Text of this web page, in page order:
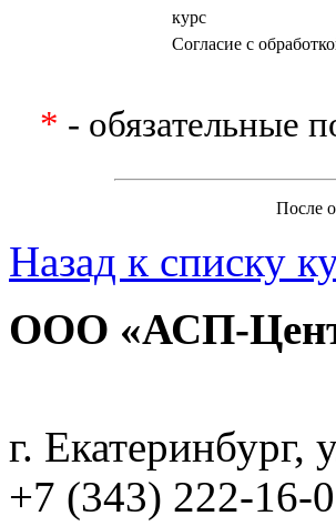
курс
Согласие с
* - обязательные
После
Назад к списку
ООО «АСП-
г.
+7 (343) 222-16-